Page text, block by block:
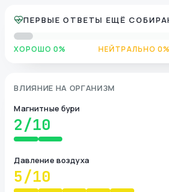
ПЕРВЫЕ ОТВЕТЫ ЕЩЁ
ХОРОШО 0% НЕЙТРАЛЬНО 0%
ВЛИЯНИЕ НА ОРГАНИЗМ
Магнитные бури
2/10
Давление воздуха
5/10